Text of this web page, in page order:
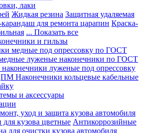
лаки
Жидкая резина Защитная удаляемая
для ремонта царапин Краска-
... Показать все
и гильзы
медные под опрессовку по ГОСТ
луженые наконечники по ГОСТ
луженые под опрессовку
ПМ Наконечники кольцевые кабельные
и аксессуары
уход и защита кузова автомобиля
кузова цветные Антикоррозийные
для очистки кузова автомобиля